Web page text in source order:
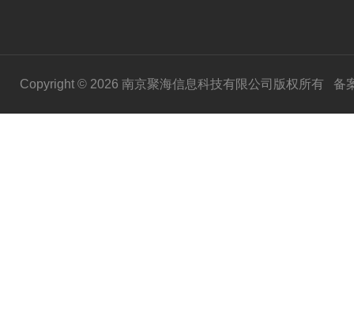
Copyright © 2026 南京聚海信息科技有限公司版权所有 备